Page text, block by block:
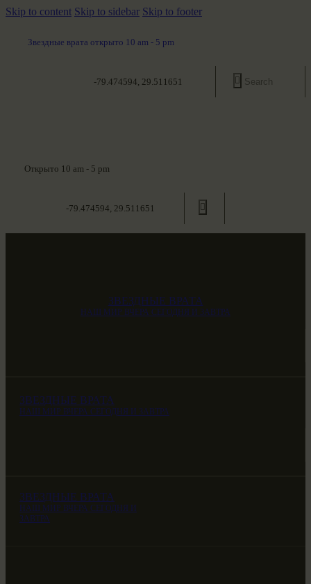
Skip to content Skip to sidebar Skip to footer
Звездные врата открыто 10 am - 5 pm
-79.474594, 29.511651
Открыто 10 am - 5 pm
-79.474594, 29.511651
ЗВЕЗДНЫЕ ВРАТА
НАШ МИР ВЧЕРА СЕГОДНЯ И ЗАВТРА
ЗВЕЗДНЫЕ ВРАТА
НАШ МИР ВЧЕРА СЕГОДНЯ И ЗАВТРА
ЗВЕЗДНЫЕ ВРАТА
НАШ МИР ВЧЕРА СЕГОДНЯ И
ЗАВТРА